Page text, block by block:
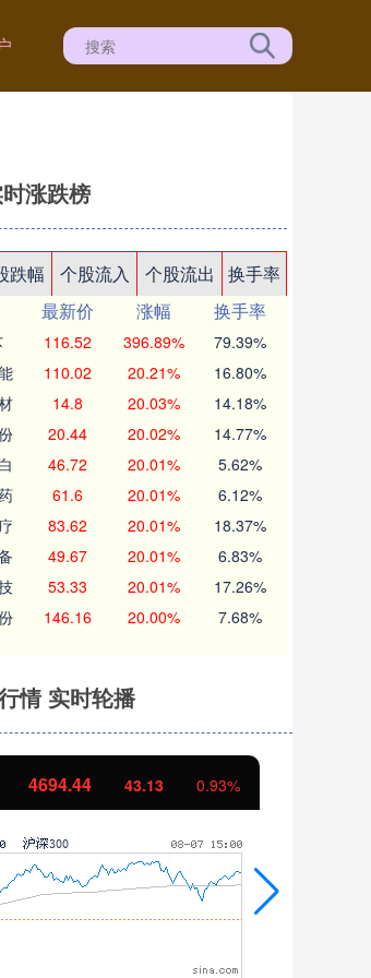
涨跌榜
跌幅 个股流入 个股流出
换手率
最新价 涨幅
换手率
116.52 396.89% 79.39%
110.02 20.21% 16.80%
14.8 20.03% 14.18%
20.44 20.02% 14.77%
46.72 20.01% 5.62%
61.6 20.01% 6.12%
83.62 20.01% 18.37%
49.67 20.01% 6.83%
53.33 20.01% 17.26%
146.16 20.00% 7.68%
情 实时轮播
4694.44 43.13 0.93%